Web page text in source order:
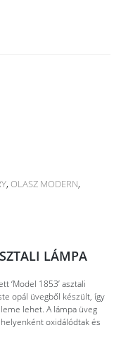
, OLASZ MODERN,
LÁMPA
‘Model 1853’ asztali
opál üvegből készült, így
lehet. A lámpa üveg
oxidálódtak és